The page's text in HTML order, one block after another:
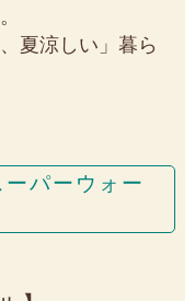
夏涼しい」暮ら
パーウォー